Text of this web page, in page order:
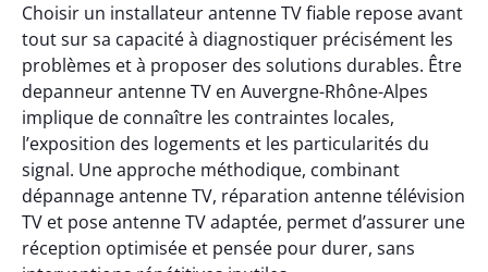
Choisir un installateur antenne TV fiable repose avant
tout sur sa capacité à diagnostiquer précisément les
problèmes et à proposer des solutions durables. Être
depanneur antenne TV en Auvergne-Rhône-Alpes
implique de connaître les contraintes locales,
l’exposition des logements et les particularités du
signal. Une approche méthodique, combinant
dépannage antenne TV, réparation antenne télévision
TV et pose antenne TV adaptée, permet d’assurer une
réception optimisée et pensée pour durer, sans